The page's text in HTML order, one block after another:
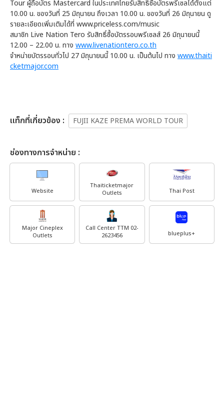
Tour ผู้ถือบัตร Mastercard ในประเทศไทยรับสิทธิ์ซื้อบัตรพรีเซลได้ตั้งแต่
10.00 น. ของวันที่ 25 มิถุนายน ถึงเวลา 10.00 น. ของวันที่ 26 มิถุนายน ดู
รายละเอียดเพิ่มเติมได้ที่ www.priceless.com/music
สมาชิก Live Nation Tero รับสิทธิ์ซื้อบัตรรอบพรีเซลส์ 26 มิถุนายนนี้
12.00 – 22.00 น. ทาง www.livenationtero.co.th
จำหน่ายบัตรรอบทั่วไป 27 มิถุนายนนี้ 10.00 น. เป็นต้นไป ทาง www.thaiti
cketmajor.com
เเท็กที่เกี่ยวข้อง : FUJII KAZE PREMA WORLD TOUR
ช่องทางการจำหน่าย :
Website
Thaiticketmajor
Outlets
Thai Post
Major Cineplex
Outlets
Call Center TTM 02-
2623456
blueplus+